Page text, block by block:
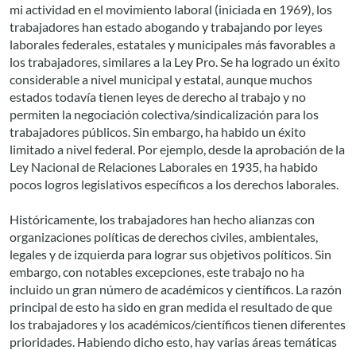
mi actividad en el movimiento laboral (iniciada en 1969), los
trabajadores han estado abogando y trabajando por leyes
laborales federales, estatales y municipales más favorables a
los trabajadores, similares a la Ley Pro. Se ha logrado un éxito
considerable a nivel municipal y estatal, aunque muchos
estados todavía tienen leyes de derecho al trabajo y no
permiten la negociación colectiva/sindicalización para los
trabajadores públicos. Sin embargo, ha habido un éxito
limitado a nivel federal. Por ejemplo, desde la aprobación de la
Ley Nacional de Relaciones Laborales en 1935, ha habido
pocos logros legislativos específicos a los derechos laborales.
Históricamente, los trabajadores han hecho alianzas con
organizaciones políticas de derechos civiles, ambientales,
legales y de izquierda para lograr sus objetivos políticos. Sin
embargo, con notables excepciones, este trabajo no ha
incluido un gran número de académicos y científicos. La razón
principal de esto ha sido en gran medida el resultado de que
los trabajadores y los académicos/científicos tienen diferentes
prioridades. Habiendo dicho esto, hay varias áreas temáticas